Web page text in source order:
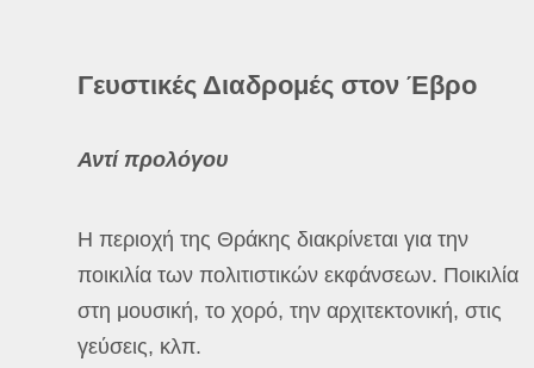
Γευστικές Διαδρομές στον Έβρο
Αντί προλόγου
Η περιοχή της Θράκης διακρίνεται για την
ποικιλία των πολιτιστικών εκφάνσεων. Ποικιλία
στη μουσική, το χορό, την αρχιτεκτονική, στις
γεύσεις, κλπ.